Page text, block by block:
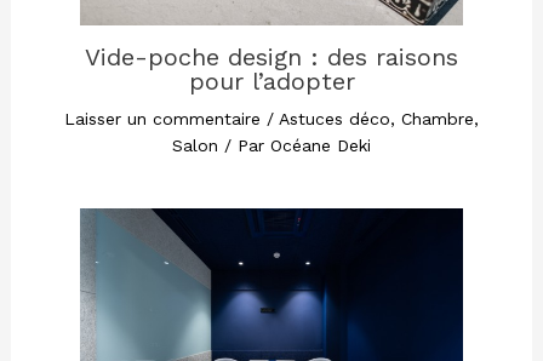
Vide-poche design : des raisons
pour l’adopter
Laisser un commentaire / Astuces déco, Chambre,
Salon / Par Océane Deki